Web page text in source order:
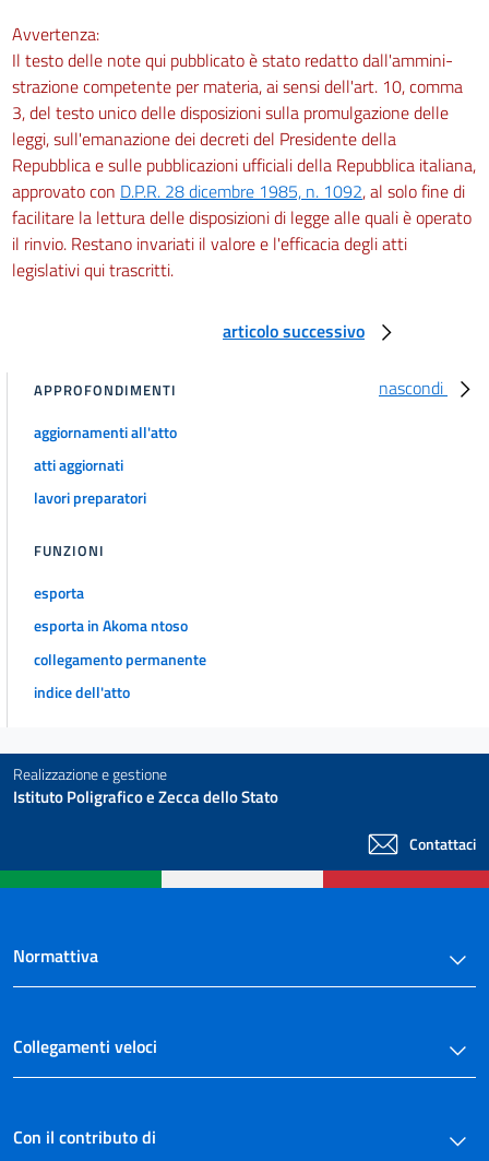
Avvertenza:
Il testo delle note qui pubblicato è stato redatto dall'ammini-
strazione competente per materia, ai sensi dell'art. 10, comma
3, del testo unico delle disposizioni sulla promulgazione delle
leggi, sull'emanazione dei decreti del Presidente della
Repubblica e sulle pubblicazioni ufficiali della Repubblica italiana,
approvato con D.P.R. 28 dicembre 1985, n. 1092, al solo fine di
facilitare la lettura delle disposizioni di legge alle quali è operato
il rinvio. Restano invariati il valore e l'efficacia degli atti
legislativi qui trascritti.
articolo successivo
nascondi
APPROFONDIMENTI
aggiornamenti all'atto
atti aggiornati
lavori preparatori
FUNZIONI
esporta
esporta in Akoma ntoso
collegamento permanente
indice dell'atto
Realizzazione e gestione
Istituto Poligrafico e Zecca dello Stato
Contattaci
Normattiva
Collegamenti veloci
Con il contributo di